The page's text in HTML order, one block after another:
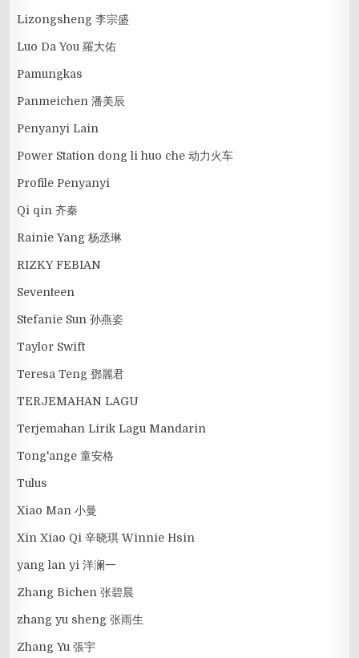
Lizongsheng 李宗盛
Luo Da You 羅大佑
Pamungkas
Panmeichen 潘美辰
Penyanyi Lain
Power Station dong li huo che 动力火车
Profile Penyanyi
Qi qin 齐秦
Rainie Yang 杨丞琳
RIZKY FEBIAN
Seventeen
Stefanie Sun 孙燕姿
Taylor Swift
Teresa Teng 鄧麗君
TERJEMAHAN LAGU
Terjemahan Lirik Lagu Mandarin
Tong'ange 童安格
Tulus
Xiao Man 小曼
Xin Xiao Qi 辛晓琪 Winnie Hsin
yang lan yi 洋澜一
Zhang Bichen 张碧晨
zhang yu sheng 张雨生
Zhang Yu 張宇